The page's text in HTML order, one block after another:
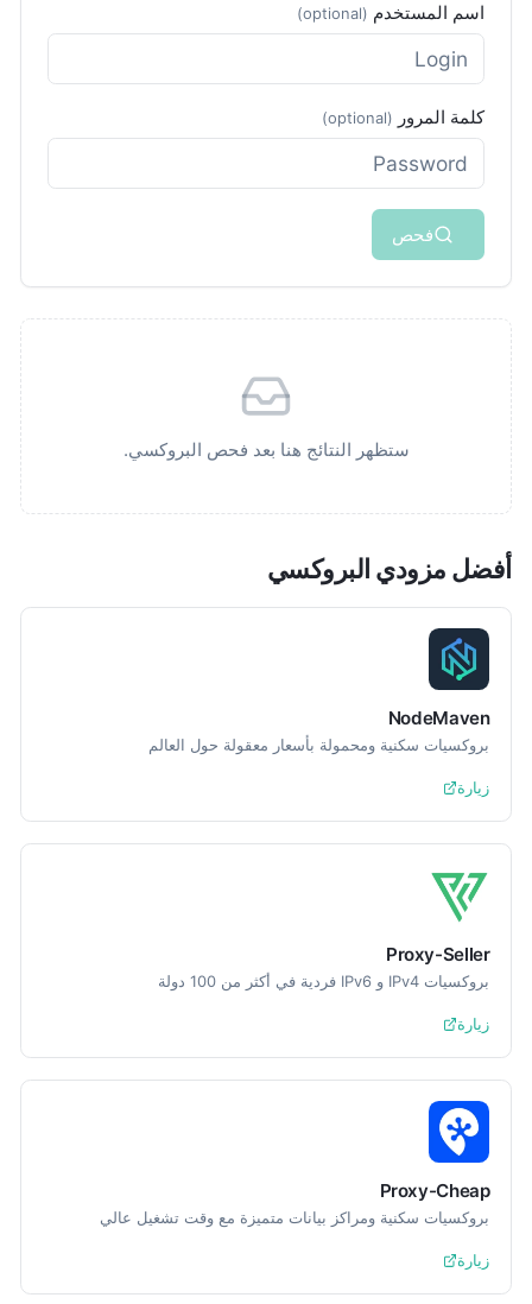
اسم المستخدم (optional)
كلمة المرور (optional)
فحص
ستظهر النتائج هنا بعد فحص البروكسي.
أفضل مزودي البروكسي
NodeMaven
بروكسيات سكنية ومحمولة بأسعار معقولة حول العالم
زيارة
Proxy-Seller
بروكسيات IPv4 و IPv6 فردية في أكثر من 100 دولة
زيارة
Proxy-Cheap
بروكسيات سكنية ومراكز بيانات متميزة مع وقت تشغيل عالي
زيارة